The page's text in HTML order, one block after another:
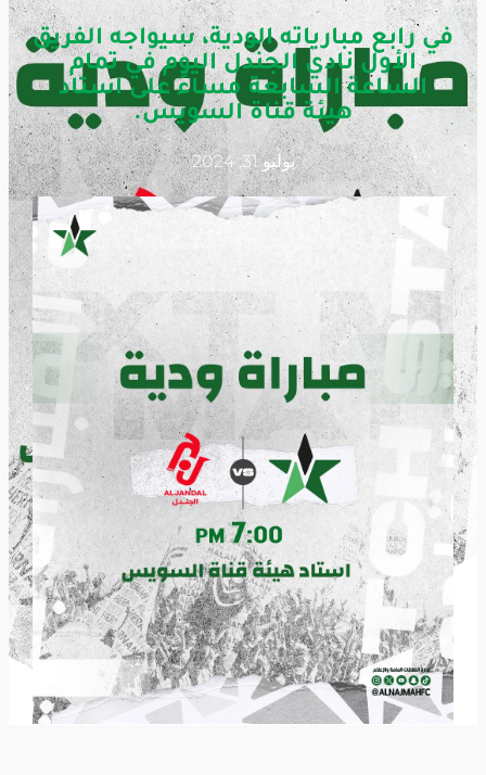
في رابع مبارياته الودية، سيواجه الفريق
الأول نادي الجندل اليوم في تمام
الساعة السابعة مساءً على استاد
هيئة قناة السويس.
يوليو 31, 2024